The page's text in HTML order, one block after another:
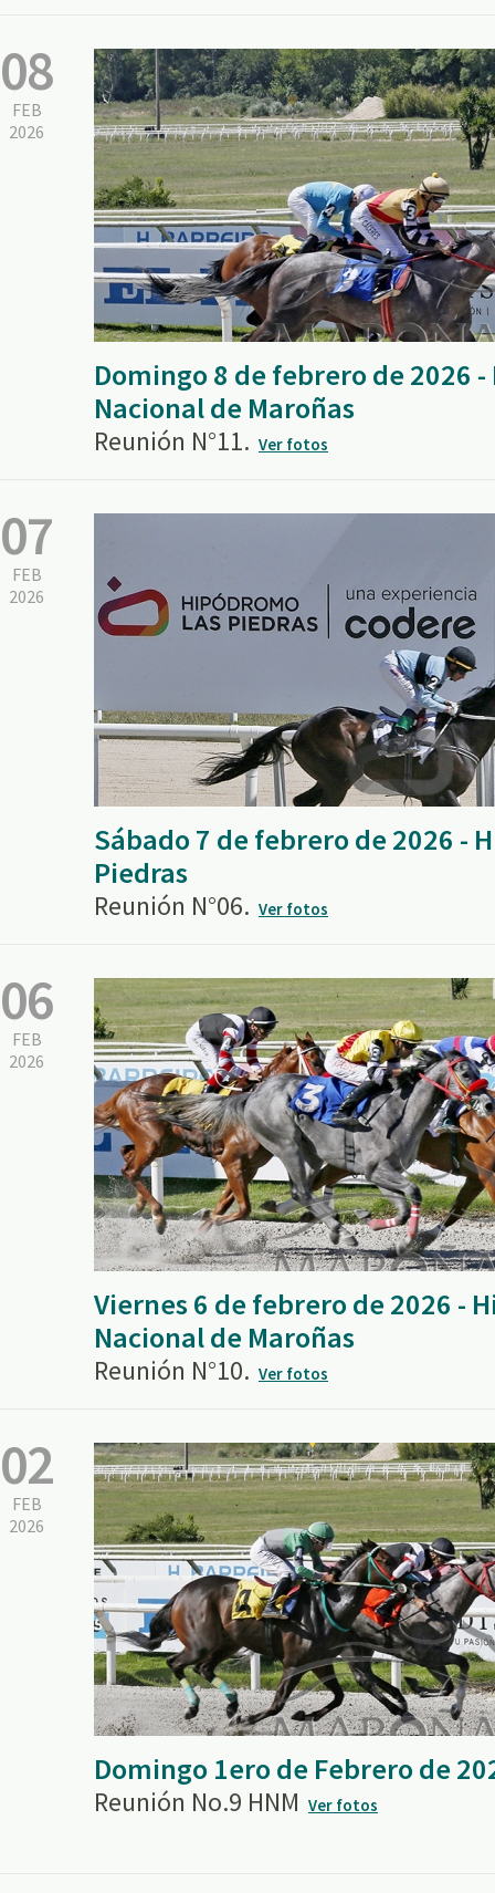
08
FEB
2026
Domingo 8 de febrero de 2026
Nacional de Maroñas
Reunión N°11. Ver fotos
07
FEB
2026
Sábado 7 de febrero de 2026 -
Piedras
Reunión N°06. Ver fotos
06
FEB
2026
Viernes 6 de febrero de 2026 -
Nacional de Maroñas
Reunión N°10. Ver fotos
02
FEB
2026
Domingo 1ero de Febrero de
Reunión No.9 HNM Ver fotos